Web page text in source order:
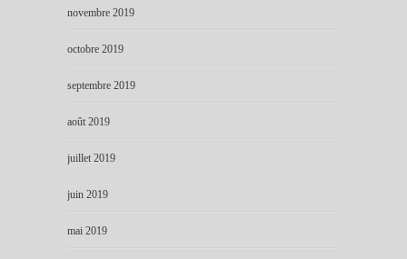
novembre 2019
octobre 2019
septembre 2019
août 2019
juillet 2019
juin 2019
mai 2019